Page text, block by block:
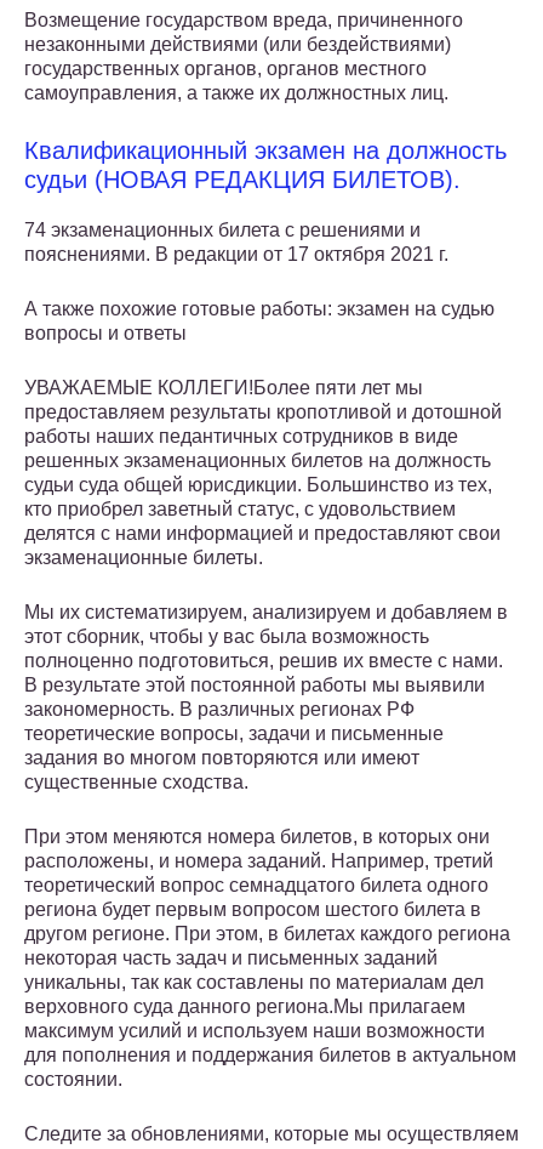
Возмещение государством вреда, причиненного
незаконными действиями (или бездействиями)
государственных органов, органов местного
самоуправления, а также их должностных лиц.
Квалификационный экзамен на должность
судьи (НОВАЯ РЕДАКЦИЯ БИЛЕТОВ).
74 экзаменационных билета с решениями и
пояснениями. В редакции от 17 октября 2021 г.
А также похожие готовые работы: экзамен на судью
вопросы и ответы
УВАЖАЕМЫЕ КОЛЛЕГИ!Более пяти лет мы
предоставляем результаты кропотливой и дотошной
работы наших педантичных сотрудников в виде
решенных экзаменационных билетов на должность
судьи суда общей юрисдикции. Большинство из тех,
кто приобрел заветный статус, с удовольствием
делятся с нами информацией и предоставляют свои
экзаменационные билеты.
Мы их систематизируем, анализируем и добавляем в
этот сборник, чтобы у вас была возможность
полноценно подготовиться, решив их вместе с нами.
В результате этой постоянной работы мы выявили
закономерность. В различных регионах РФ
теоретические вопросы, задачи и письменные
задания во многом повторяются или имеют
существенные сходства.
При этом меняются номера билетов, в которых они
расположены, и номера заданий. Например, третий
теоретический вопрос семнадцатого билета одного
региона будет первым вопросом шестого билета в
другом регионе. При этом, в билетах каждого региона
некоторая часть задач и письменных заданий
уникальны, так как составлены по материалам дел
верховного суда данного региона.Мы прилагаем
максимум усилий и используем наши возможности
для пополнения и поддержания билетов в актуальном
состоянии.
Следите за обновлениями, которые мы осуществляем